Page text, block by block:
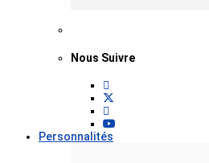
Nous Suivre
Personnalités